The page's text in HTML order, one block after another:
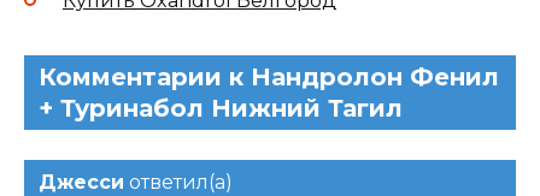
Комментарии к Нандролон Фенил
+ Туринабол Нижний Тагил
Джесси ответил(а)